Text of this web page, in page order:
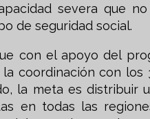
severa que
de seguridad social.
con el apoyo del
coordinación con los
la meta es distribuir
en todas las